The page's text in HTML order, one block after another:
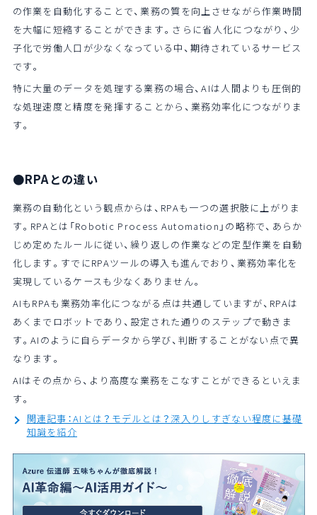
の作業を自動化することで、業務の質を向上させながら作業時間
を大幅に短縮することができます。さらに省人化につながり、少
子化で労働人口が少なくなっている中、期待されているサービス
です。
特に大量のデータを処理する業務の場合、AIは人間よりも圧倒的
な処理速度と精度を発揮することから、業務効率化につながりま
す。
●RPAとの違い
業務の自動化という観点からは、RPAも一つの選択肢に上がりま
す。RPAとは「Robotic Process Automation」の略称で、あらか
じめ定めたルールに従い、繰り返しの作業などの定型作業を自動
化します。すでにRPAツールの導入も進んでおり、業務効率化を
実現しているケースも少なくありません。
AIもRPAも業務効率化につながる点は共通していますが、RPAは
あくまでロボットであり、設定された通りのステップで動きま
す。AIのように自らデータから学び、判断することがない点で異
なります。
AIはその点から、より高度な業務をこなすことができるといえま
す。
関連記事：AIとは？モデルとは？深入りしすぎない程度に基礎
知識を紹介